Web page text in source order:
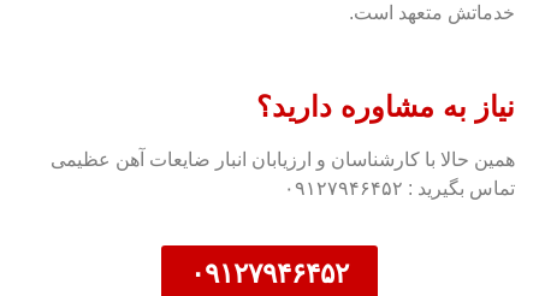
خدماتش متعهد است.
نیاز به مشاوره دارید؟
همین حالا با کارشناسان و ارزیابان انبار ضایعات آهن عظیمی
تماس بگیرید : ۰۹۱۲۷۹۴۶۴۵۲
۰۹۱۲۷۹۴۶۴۵۲